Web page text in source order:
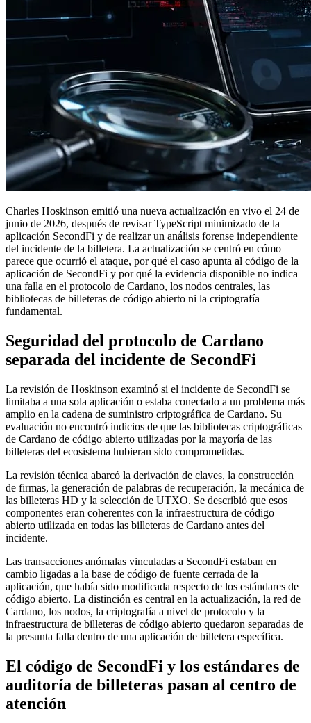
Charles Hoskinson emitió una nueva actualización en vivo el 24 de
junio de 2026, después de revisar TypeScript minimizado de la
aplicación SecondFi y de realizar un análisis forense independiente
del incidente de la billetera. La actualización se centró en cómo
parece que ocurrió el ataque, por qué el caso apunta al código de la
aplicación de SecondFi y por qué la evidencia disponible no indica
una falla en el protocolo de Cardano, los nodos centrales, las
bibliotecas de billeteras de código abierto ni la criptografía
fundamental.
Seguridad del protocolo de Cardano
separada del incidente de SecondFi
La revisión de Hoskinson examinó si el incidente de SecondFi se
limitaba a una sola aplicación o estaba conectado a un problema más
amplio en la cadena de suministro criptográfica de Cardano. Su
evaluación no encontró indicios de que las bibliotecas criptográficas
de Cardano de código abierto utilizadas por la mayoría de las
billeteras del ecosistema hubieran sido comprometidas.
La revisión técnica abarcó la derivación de claves, la construcción
de firmas, la generación de palabras de recuperación, la mecánica de
las billeteras HD y la selección de UTXO. Se describió que esos
componentes eran coherentes con la infraestructura de código
abierto utilizada en todas las billeteras de Cardano antes del
incidente.
Las transacciones anómalas vinculadas a SecondFi estaban en
cambio ligadas a la base de código de fuente cerrada de la
aplicación, que había sido modificada respecto de los estándares de
código abierto. La distinción es central en la actualización, la red de
Cardano, los nodos, la criptografía a nivel de protocolo y la
infraestructura de billeteras de código abierto quedaron separadas de
la presunta falla dentro de una aplicación de billetera específica.
El código de SecondFi y los estándares de
auditoría de billeteras pasan al centro de
atención